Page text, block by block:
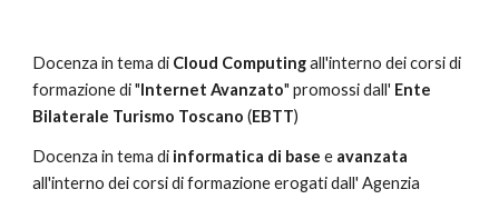
Docenza in tema di Cloud Computing all'interno dei corsi di
formazione di "Internet Avanzato" promossi dall' Ente
Bilaterale Turismo Toscano (EBTT)
Docenza in tema di informatica di base e avanzata
all'interno dei corsi di formazione erogati dall' Agenzia